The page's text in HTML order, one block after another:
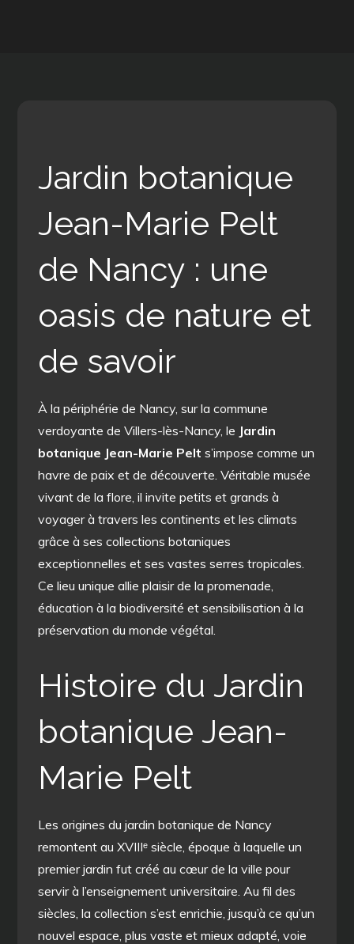
Jardin botanique
Jean-Marie Pelt
de Nancy : une
oasis de nature et
de savoir
À la périphérie de Nancy, sur la commune
verdoyante de Villers-lès-Nancy, le Jardin
botanique Jean-Marie Pelt s’impose comme un
havre de paix et de découverte. Véritable musée
vivant de la flore, il invite petits et grands à
voyager à travers les continents et les climats
grâce à ses collections botaniques
exceptionnelles et ses vastes serres tropicales.
Ce lieu unique allie plaisir de la promenade,
éducation à la biodiversité et sensibilisation à la
préservation du monde végétal.
Histoire du Jardin
botanique Jean-
Marie Pelt
Les origines du jardin botanique de Nancy
remontent au XVIIIᵉ siècle, époque à laquelle un
premier jardin fut créé au cœur de la ville pour
servir à l’enseignement universitaire. Au fil des
siècles, la collection s’est enrichie, jusqu’à ce qu’un
nouvel espace, plus vaste et mieux adapté, voie